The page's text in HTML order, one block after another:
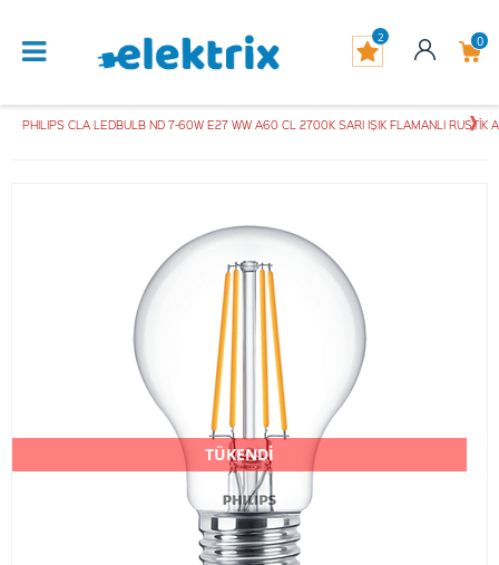
0
2
PHILIPS CLA LEDBULB ND 7-60W E27 WW A60 CL 2700K SARI IŞIK FLAMANLI RUSTİK
TÜKENDİ